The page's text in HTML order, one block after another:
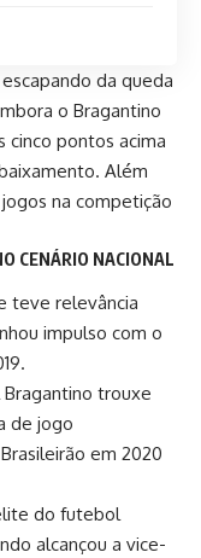
da queda
o Bragantino
cinco pontos acima
Além
na competição
CENÁRIO NACIONAL
teve relevância
impulso com o
trouxe
de jogo
em 2020
do futebol
alcançou a vice-